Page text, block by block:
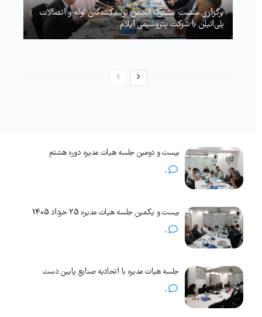
برگزاری نشست مشترک انجمن تولیدکنندگان لوله و اتصالات
پلی‌اتیلن با شرکت پتروشیمی ایلام
بیست و دومین جلسه هیات مدیره دوره هشتم
0
بیست و یکمین جلسه هیات مدیره 25 خرداد 1405
0
جلسه هیات مدیره با اتحادیه صنایع پایین دست
0